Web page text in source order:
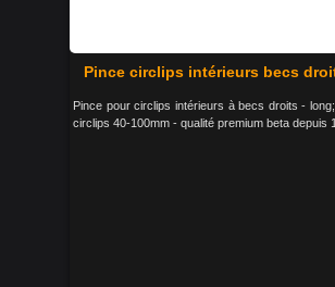
Pince circlips intérieurs becs
Pince pour circlips intérieurs à becs droits -
circlips 40-100mm - qualité premium beta depuis